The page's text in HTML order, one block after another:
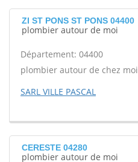
ZI ST PONS ST PONS 04400
plombier autour de moi
Département: 04400
plombier autour de chez moi
SARL VILLE PASCAL
CERESTE 04280
plombier autour de moi